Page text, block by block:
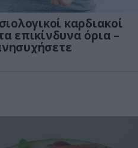
καρδιακοί
επικίνδυνα όρια –